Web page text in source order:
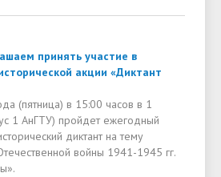
принять участие в
акции «Диктант
(пятница) в 15:00 часов в 1
1 АнГТУ) пройдет ежегодный
диктант на тему
войны 1941-1945 гг.